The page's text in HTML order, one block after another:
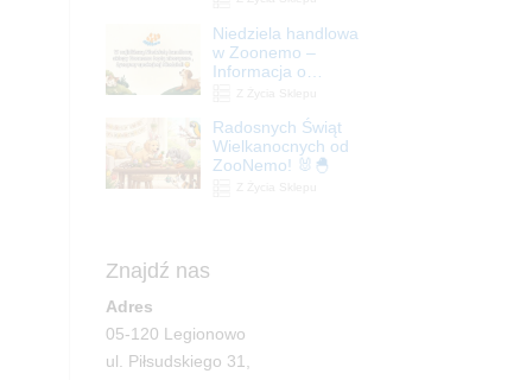
| ZooNemo
Niedziela handlowa
w Zoonemo –
Informacja o
Radosnych Świąt
Wielkanocnych od
ZooNemo! 🐰🐣
Znajdź nas
Adres
05-120 Legionowo
ul. Piłsudskiego 31,